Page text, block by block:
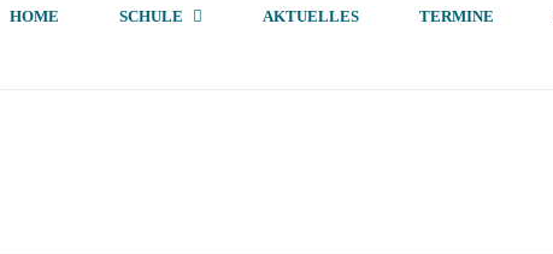
HOME SCHULE AKTUELLES TERMINE